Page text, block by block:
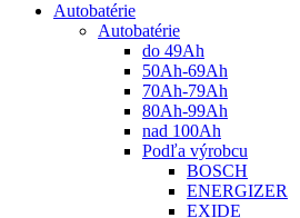
Autobatérie
Autobatérie
do 49Ah
50Ah-69Ah
70Ah-79Ah
80Ah-99Ah
nad 100Ah
Podľa výrobcu
BOSCH
ENERGIZER
EXIDE